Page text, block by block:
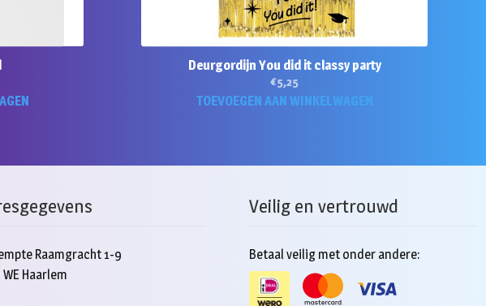
Deurgordijn You did it classy party
€5,25
TOEVOEGEN AAN WINKELWAGEN
Raamgracht 1-9
WE Haarlem
Veilig en vertrouwd
Betaal veilig met onder andere: